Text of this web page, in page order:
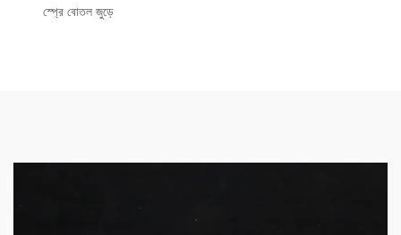
স্প্রে বোতল জুড়ে